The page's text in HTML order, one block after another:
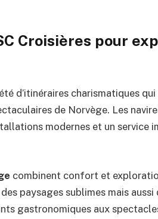
Croisières pour
d’itinéraires charismatiques
de Norvège. Les
modernes et un service
combinent confort et
paysages sublimes mais aussi
gastronomiques aux